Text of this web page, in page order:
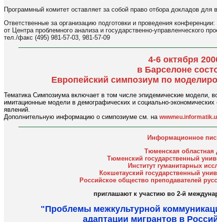
Программный комитет оставляет за собой право отбора докладов
Ответственные за организацию подготовки и проведения
от Центра проблемного анализа и государственно-управленческого
тел./факс (495) 981-57-03, 981-57-09
4-6 октября
в Барселоне
Европейский симпозиум по
Тематика Симпозиума включает в том числе эпидемические модели,
имитационные модели в демографических и социально-экономических
явлений.
Дополнительную информацию о симпозиуме см. на
Информационное
Тюменская областная
Тюменский государственный
Институт гуманитарных
Кокшетауский государственный
Российское общество преподавателей
приглашают к участию во 2-й
"Проблемы межкультурной
адаптации мигрантов в